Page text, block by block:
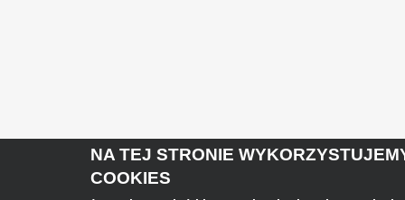
NA TEJ STRONIE
COOKIES